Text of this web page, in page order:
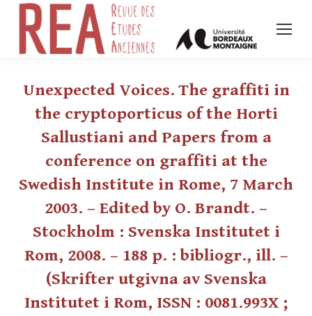
Unexpected Voices. The graffiti in
the cryptoporticus of the Horti
Sallustiani and Papers from a
conference on graffiti at the
Swedish Institute in Rome, 7 March
2003. – Edited by O. Brandt. –
Stockholm : Svenska Institutet i
Rom, 2008. – 188 p. : bibliogr., ill. –
(Skrifter utgivna av Svenska
Institutet i Rom, ISSN : 0081.993X ;